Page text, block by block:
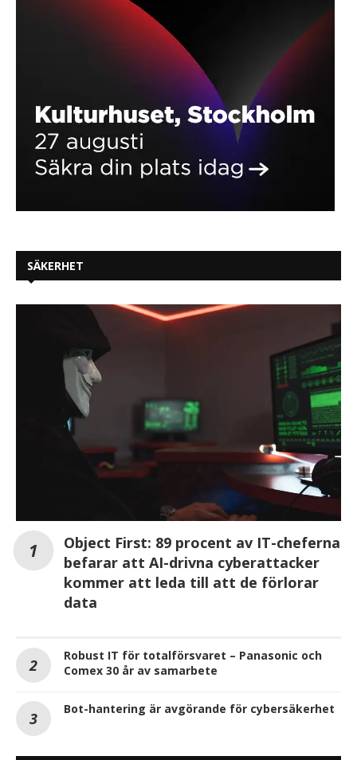
SÄKERHET
Object First: 89 procent av IT-cheferna
befarar att AI-drivna cyberattacker
kommer att leda till att de förlorar
data
Robust IT för totalförsvaret – Panasonic och
Comex 30 år av samarbete
Bot-hantering är avgörande för cybersäkerhet